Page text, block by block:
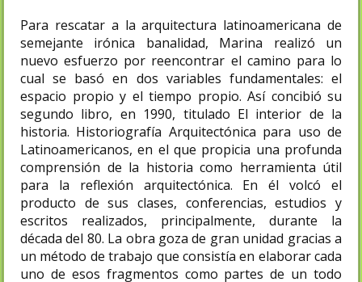
Para rescatar a la arquitectura latinoamericana de
semejante irónica banalidad, Marina realizó un
nuevo esfuerzo por reencontrar el camino para lo
cual se basó en dos variables fundamentales: el
espacio propio y el tiempo propio. Así concibió su
segundo libro, en 1990, titulado El interior de la
historia. Historiografía Arquitectónica para uso de
Latinoamericanos, en el que propicia una profunda
comprensión de la historia como herramienta útil
para la reflexión arquitectónica. En él volcó el
producto de sus clases, conferencias, estudios y
escritos realizados, principalmente, durante la
década del 80. La obra goza de gran unidad gracias a
un método de trabajo que consistía en elaborar cada
uno de esos fragmentos como partes de un todo